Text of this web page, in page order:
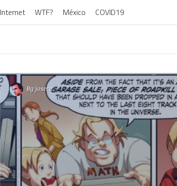
Internet WTF? México COVID19
By josece